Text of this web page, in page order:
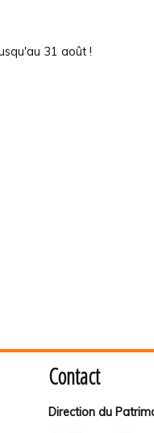
31 août !
Contact
Direction du